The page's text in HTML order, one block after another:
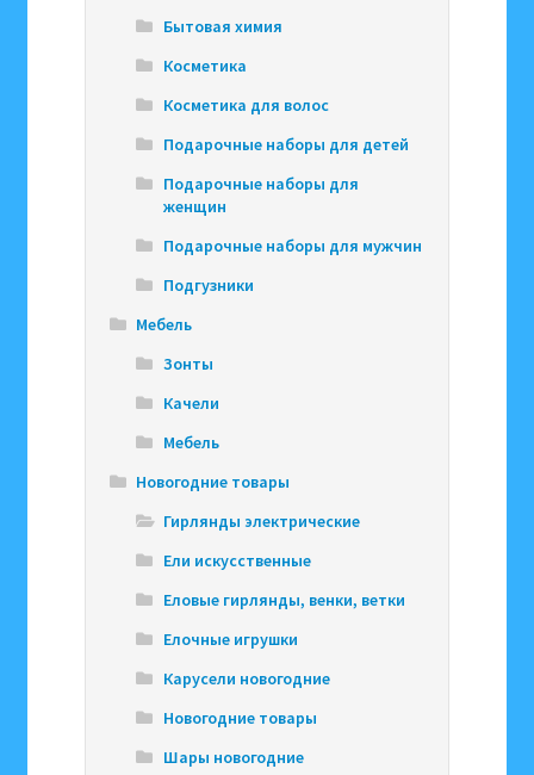
Бытовая химия
Косметика
Косметика для волос
Подарочные наборы для детей
Подарочные наборы для
женщин
Подарочные наборы для мужчин
Подгузники
Мебель
Зонты
Качели
Мебель
Новогодние товары
Гирлянды электрические
Ели искусственные
Еловые гирлянды, венки, ветки
Елочные игрушки
Карусели новогодние
Новогодние товары
Шары новогодние